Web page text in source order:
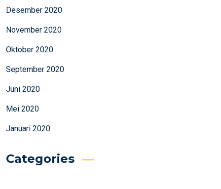
Desember 2020
November 2020
Oktober 2020
September 2020
Juni 2020
Mei 2020
Januari 2020
Categories